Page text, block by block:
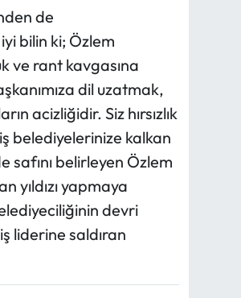
de
bilin ki; Özlem
ve rant kavgasına
dil uzatmak,
acizliğidir. Siz hırsızlık
belediyelerinize kalkan
belirleyen Özlem
yıldızı yapmaya
devri
liderine saldıran